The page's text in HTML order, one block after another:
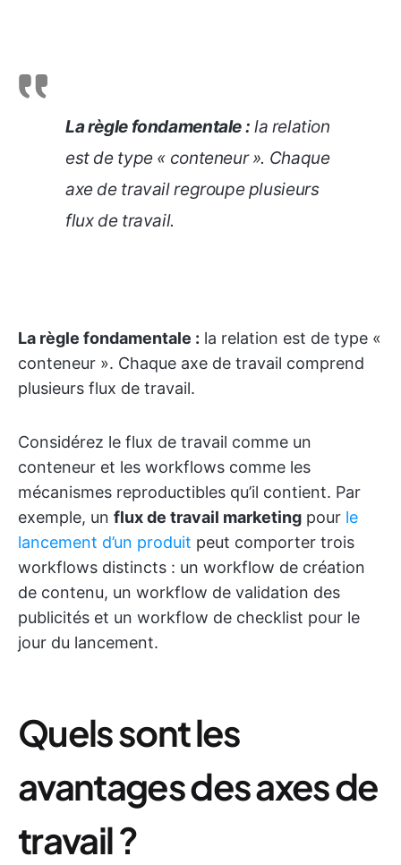
La règle fondamentale : la relation
est de type « conteneur ». Chaque
axe de travail regroupe plusieurs
flux de travail.
La règle fondamentale : la relation est de type «
conteneur ». Chaque axe de travail comprend
plusieurs flux de travail.
Considérez le flux de travail comme un
conteneur et les workflows comme les
mécanismes reproductibles qu’il contient. Par
exemple, un flux de travail marketing pour le
lancement d’un produit peut comporter trois
workflows distincts : un workflow de création
de contenu, un workflow de validation des
publicités et un workflow de checklist pour le
jour du lancement.
Quels sont les
avantages des axes de
travail ?